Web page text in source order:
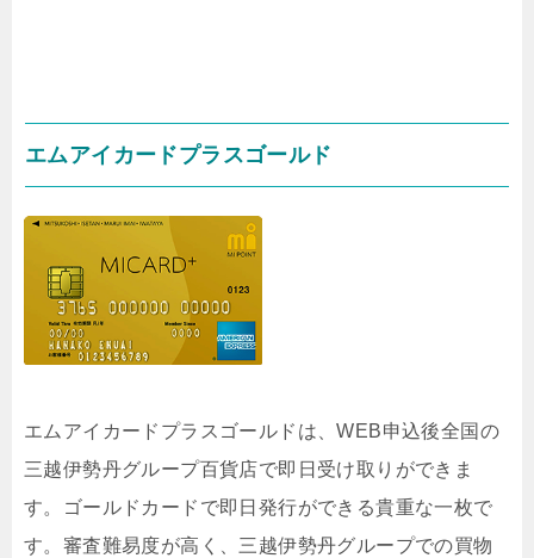
エムアイカードプラスゴールド
エムアイカードプラスゴールドは、WEB申込後全国の
三越伊勢丹グループ百貨店で即日受け取りができま
す。ゴールドカードで即日発行ができる貴重な一枚で
す。審査難易度が高く、三越伊勢丹グループでの買物